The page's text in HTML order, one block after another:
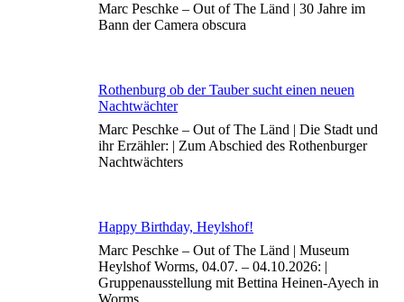
Marc Peschke – Out of The Länd | 30 Jahre im
Bann der Camera obscura
Rothenburg ob der Tauber sucht einen neuen
Nachtwächter
Marc Peschke – Out of The Länd | Die Stadt und
ihr Erzähler: | Zum Abschied des Rothenburger
Nachtwächters
Happy Birthday, Heylshof!
Marc Peschke – Out of The Länd | Museum
Heylshof Worms, 04.07. – 04.10.2026: |
Gruppenausstellung mit Bettina Heinen-Ayech in
Worms